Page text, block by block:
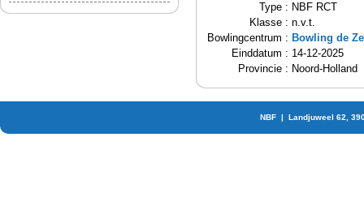
Type : NBF RCT
Klasse : n.v.t.
Bowlingcentrum : Bowling de
Einddatum : 14-12-2025
Provincie : Noord-Holland
NBF | Landjuweel 62,